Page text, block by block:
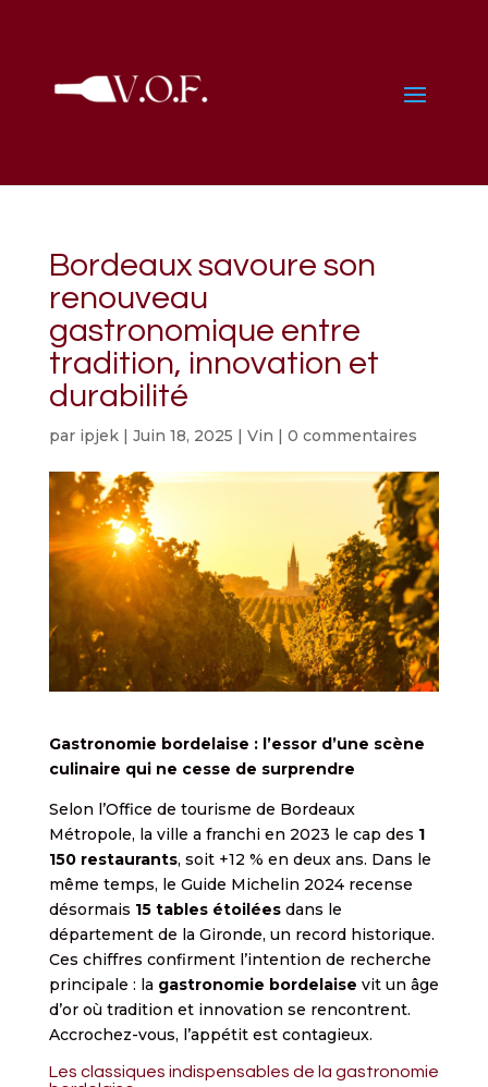
Bordeaux savoure son
renouveau
gastronomique entre
tradition, innovation et
durabilité
par ipjek| Juin 18, 2025 | Vin | 0 commentaires
Gastronomie bordelaise : l’essor d’une scène
culinaire qui ne cesse de surprendre
Selon l’Office de tourisme de Bordeaux
Métropole, la ville a franchi en 2023 le cap des 1
150 restaurants, soit +12 % en deux ans. Dans le
même temps, le Guide Michelin 2024 recense
désormais 15 tables étoiléesdans le
département de la Gironde, un record historique.
Ces chiffres confirment l’intention de recherche
principale : la gastronomie bordelaise vit un âge
d’or où tradition et innovation se rencontrent.
Accrochez-vous, l’appétit est contagieux.
Les classiques indispensables de la gastronomie